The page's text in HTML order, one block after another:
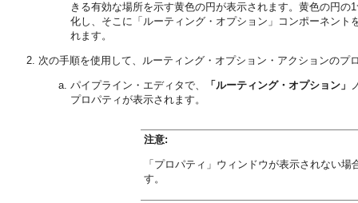
きる有効な場所を示す黄色の円が表示されます。黄色の円
化し、そこに「ルーティング・オプション」コンポーネン
れます。
次の手順を使用して、ルーティング・オプション・アクションのプ
パイプライン・エディタで、 「ルーティング・オプション」
プロパティが表示されます。
注意:
「プロパティ」ウィンドウが表示されない場
す。